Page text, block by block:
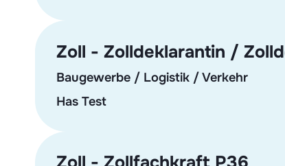
Zoll - Zolldeklarantin /
Baugewerbe / Logistik / Verkehr
Has Test